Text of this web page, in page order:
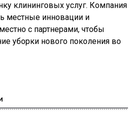
клининговых услуг. Компания
местные инновации и
с партнерами, чтобы
уборки нового поколения во